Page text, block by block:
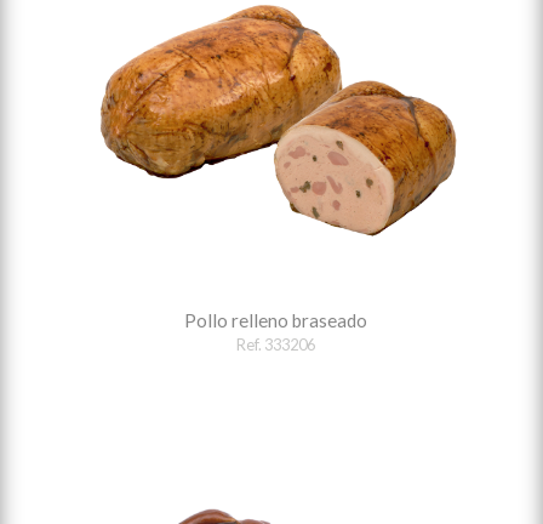
Pollo relleno braseado
Ref. 333206